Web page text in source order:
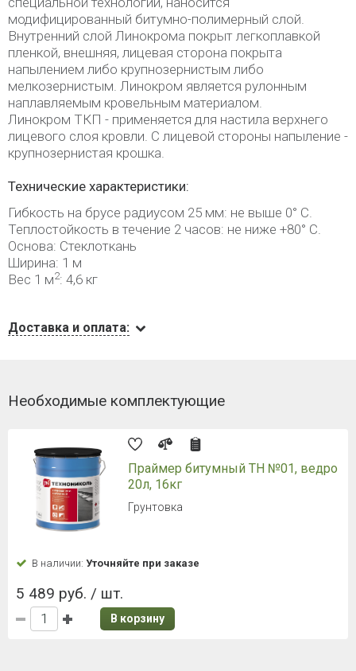
модифицированный битумно-полимерный слой.
Внутренний слой Линокрома покрыт легкоплавкой
пленкой, внешняя, лицевая сторона покрыта
напылением либо крупнозернистым либо
мелкозернистым. Линокром является рулонным
наплавляемым кровельным материалом.
Линокром ТКП - применяется для настила верхнего
лицевого слоя кровли. С лицевой стороны напыление -
крупнозернистая крошка.
Технические характеристики:
Гибкость на брусе радиусом 25 мм: не выше 0° С.
Теплостойкость в течение 2 часов: не ниже +80° С.
Основа: Стеклоткань
Ширина: 1 м
Вес 1 м2: 4,6 кг
Доставка и оплата:
Необходимые комплектующие
Праймер битумный ТН №01, ведро
20л, 16кг
Грунтовка
В наличии: Уточняйте при заказе
5 489 руб. / шт.
В корзину